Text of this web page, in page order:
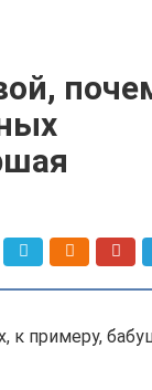
к примеру,